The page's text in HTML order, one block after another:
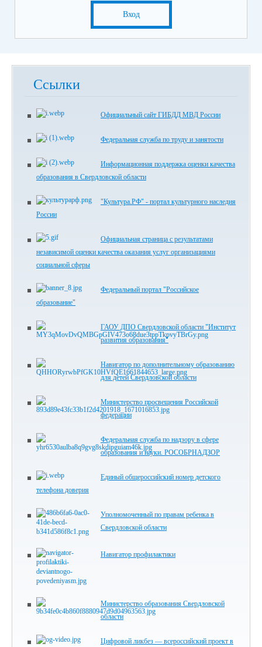
Вход
Ссылки
Официальный сайт ГИБДД МВД России
Федеральная служба по труду и занятости
Информационная поддержка оценки качества
образования в Свердловской области
"Культура.РФ" - портал культурного наследия
России
Официальная страница с результатами
независимой оценки качества оказания услуг организациями
социальной сферы
Федеральный портал "Российское
образование"
ГАОУ ДПО Свердловской области "Институт
развития образования"
Навигатор по дополнительному образованию
для детей Свердловской области
Министерство просвещения Российской
федерации
Федеральная служба по надзору в сфере
образования и науки. РОСОБРНАДЗОР
Единый общероссийский номер детского
телефона доверия
Уполномоченный по правам ребенка в
Свердловской области
Навигатор профилактики
Министерство образования Свердловской
области
Цифровой ликбез — всероссийский проект в